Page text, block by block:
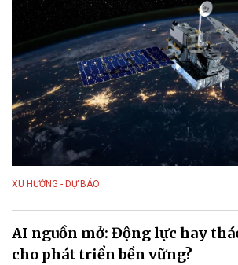
XU HƯỚNG - DỰ BÁO
AI nguồn mở: Động lực hay
cho phát triển bền vững?